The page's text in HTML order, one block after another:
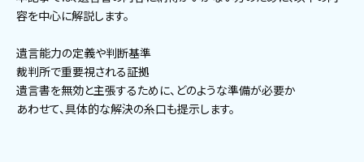
容を中心に解説します。
遺言能力の定義や判断基準
裁判所で重要視される証拠
遺言書を無効と主張するために、どのような準備が必要か
あわせて、具体的な解決の糸口も提示します。